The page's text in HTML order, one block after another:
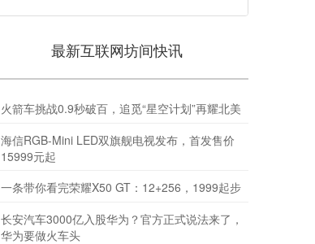
最新互联网坊间快讯
火箭车挑战0.9秒破百，追觅“星空计划”再耀北美
海信RGB-Mini LED双旗舰电视发布，首发售价
15999元起
一条带你看完荣耀X50 GT：12+256，1999起步
长安汽车3000亿入股华为？官方正式说法来了，
华为要做火车头